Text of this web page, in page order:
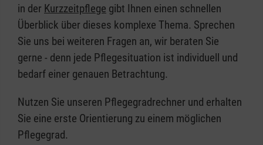
in der Kurzzeitpflege gibt Ihnen einen schnellen
Überblick über dieses komplexe Thema. Sprechen
Sie uns bei weiteren Fragen an, wir beraten Sie
gerne - denn jede Pflegesituation ist individuell und
bedarf einer genauen Betrachtung.
Nutzen Sie unseren Pflegegradrechner und erhalten
Sie eine erste Orientierung zu einem möglichen
Pflegegrad.